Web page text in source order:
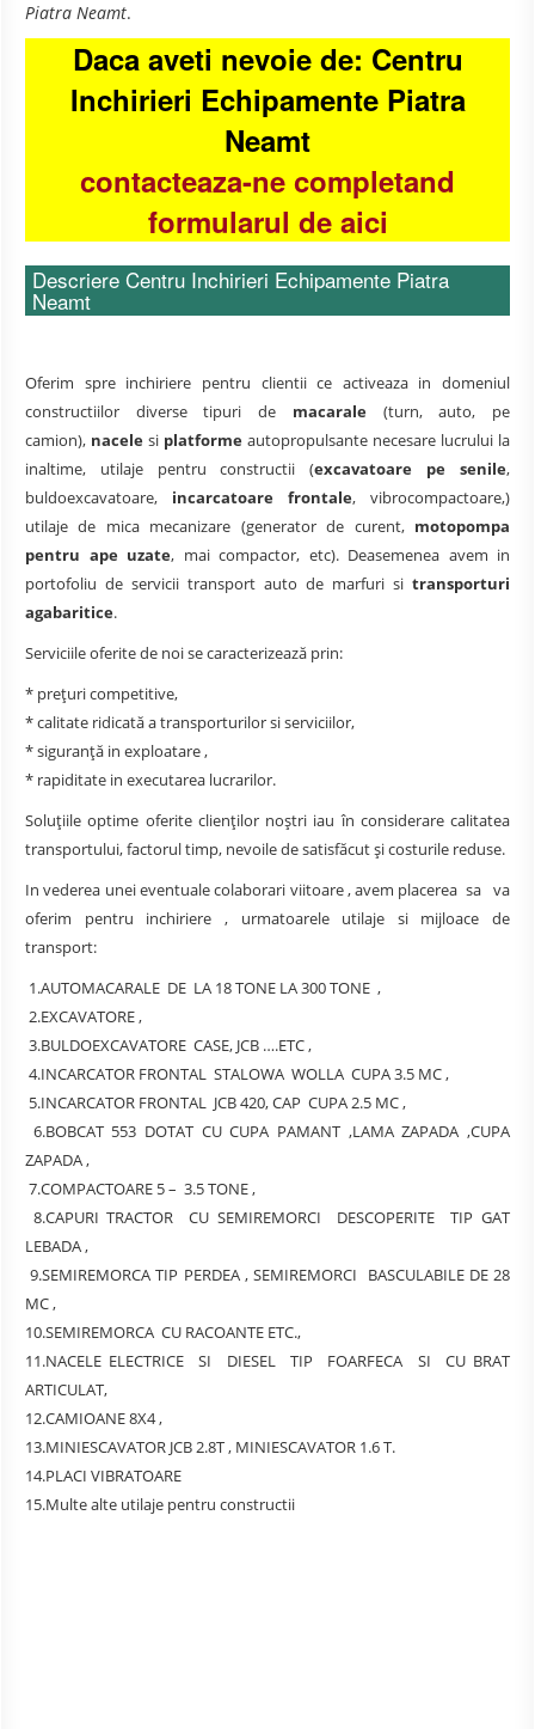
Piatra Neamt.
Daca aveti nevoie de: Centru
Inchirieri Echipamente Piatra
Neamt
contacteaza-ne completand
formularul de aici
Descriere Centru Inchirieri Echipamente Piatra
Neamt
Oferim spre inchiriere pentru clientii ce activeaza in domeniul
constructiilor diverse tipuri de macarale(turn, auto, pe
camion), nacele si platforme autopropulsante necesare lucrului la
inaltime, utilaje pentru constructii (excavatoare pe senile,
buldoexcavatoare, incarcatoare frontale, vibrocompactoare,)
utilaje de mica mecanizare (generator de curent, motopompa
pentru ape uzate, mai compactor, etc). Deasemenea avem in
portofoliu de servicii transport auto de marfuri si transporturi
agabaritice.
Serviciile oferite de noi se caracterizează prin:
* preţuri competitive,
* calitate ridicată a transporturilor si serviciilor,
* siguranţă in exploatare ,
* rapiditate in executarea lucrarilor.
Soluţiile optime oferite clienţilor noştri iau în considerare calitatea
transportului, factorul timp, nevoile de satisfăcut şi costurile reduse.
In vederea unei eventuale colaborari viitoare , avem placerea sa va
oferim pentru inchiriere , urmatoarele utilaje si mijloace de
transport:
1.AUTOMACARALE DE LA 18 TONE LA 300 TONE ,
2.EXCAVATORE ,
3.BULDOEXCAVATORE CASE, JCB ….ETC ,
4.INCARCATOR FRONTAL STALOWA WOLLA CUPA 3.5 MC ,
5.INCARCATOR FRONTAL JCB 420, CAP CUPA 2.5 MC ,
6.BOBCAT 553 DOTAT CU CUPA PAMANT ,LAMA ZAPADA ,CUPA
ZAPADA ,
7.COMPACTOARE 5 – 3.5 TONE ,
8.CAPURI TRACTOR CU SEMIREMORCI DESCOPERITE TIP GAT
LEBADA ,
9.SEMIREMORCA TIP PERDEA , SEMIREMORCI BASCULABILE DE 28
MC ,
10.SEMIREMORCA CU RACOANTE ETC.,
11.NACELE ELECTRICE SI DIESEL TIP FOARFECA SI CU BRAT
ARTICULAT,
12.CAMIOANE 8X4 ,
13.MINIESCAVATOR JCB 2.8T , MINIESCAVATOR 1.6 T.
14.PLACI VIBRATOARE
15.Multe alte utilaje pentru constructii